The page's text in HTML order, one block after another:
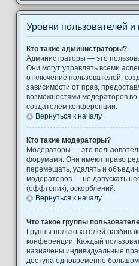
Уровни пользователей и
Кто такие администраторы?
Администраторы — это
Они могут управлять всеми
отключение пользователей,
зависимости от прав,
возможностями модераторов
создателем конференции.
Вернуться к началу
Кто такие модераторы?
Модераторы — это
форумами. Они имеют право
перемещать, удалять и
модераторов — не допускать
(оффтопик), оскорблений.
Вернуться к началу
Что такое группы
Группы пользователей
конференции. Каждый
назначены индивидуальные
доступа одновременно